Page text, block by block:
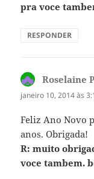
pra voce
RESPONDER
Roselaine
janeiro 10, 2014 às
Feliz Ano Novo
anos. Obrigada!
R: muito
voce tambem.